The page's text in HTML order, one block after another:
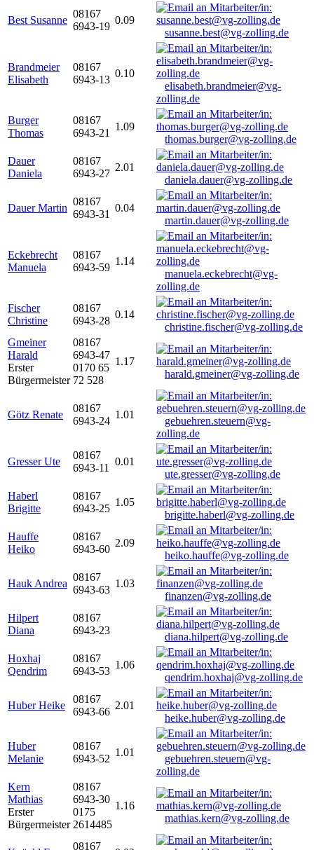
Best Susanne
08167
6943-19
0.09
susanne.best@vg-zolling.de
Brandmeier
Elisabeth
08167
6943-13
0.10
elisabeth.brandmeier@vg-
zolling.de
Burger
Thomas
08167
6943-21
1.09
thomas.burger@vg-zolling.de
Dauer
Daniela
08167
6943-27
2.01
daniela.dauer@vg-zolling.de
Dauer Martin
08167
6943-31
0.04
martin.dauer@vg-zolling.de
Eckebrecht
Manuela
08167
6943-59
1.14
manuela.eckebrecht@vg-
zolling.de
Fischer
Christine
08167
6943-28
0.14
christine.fischer@vg-zolling.de
Gmeiner
Harald
Erster
Bürgermeister
08167
6943-47
0170 65
72 528
1.17
harald.gmeiner@vg-zolling.de
Götz Renate
08167
6943-24
1.01
gebuehren.steuern@vg-
zolling.de
Gresser Ute
08167
6943-11
0.01
ute.gresser@vg-zolling.de
Haberl
Brigitte
08167
6943-25
1.05
brigitte.haberl@vg-zolling.de
Hauffe
Heiko
08167
6943-60
2.09
heiko.hauffe@vg-zolling.de
Hauk Andrea
08167
6943-63
1.03
finanzen@vg-zolling.de
Hilpert
Diana
08167
6943-23
diana.hilpert@vg-zolling.de
Hoxhaj
Qendrim
08167
6943-53
1.06
qendrim.hoxhaj@vg-zolling.de
Huber Heike
08167
6943-66
2.01
heike.huber@vg-zolling.de
Huber
Melanie
08167
6943-52
1.01
gebuehren.steuern@vg-
zolling.de
Kern
Mathias
Erster
Bürgermeister
08167
6943-30
0175
2614485
1.16
mathias.kern@vg-zolling.de
08167